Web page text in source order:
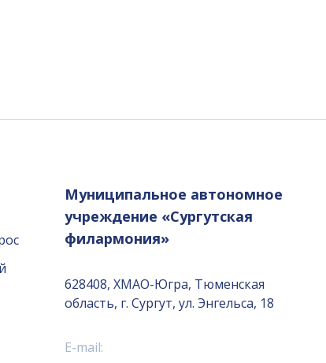
Муниципальное автономное
учреждение «Сургутская
филармония»
628408, ХМАО-Югра, Тюменская
область, г. Сургут, ул. Энгельса, 18
E-mail: